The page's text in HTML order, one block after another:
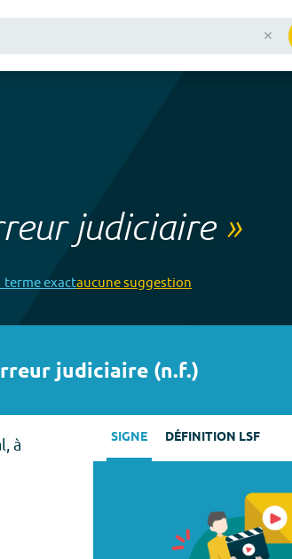
judiciaire»
termeexactaucunesuggestion
judiciaire(n.f.)
à
SIGNE DÉFINITION LSF